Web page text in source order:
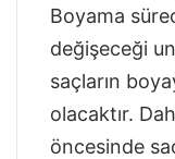
Boyama
değişeceği
saçların
olacaktır.
öncesinde